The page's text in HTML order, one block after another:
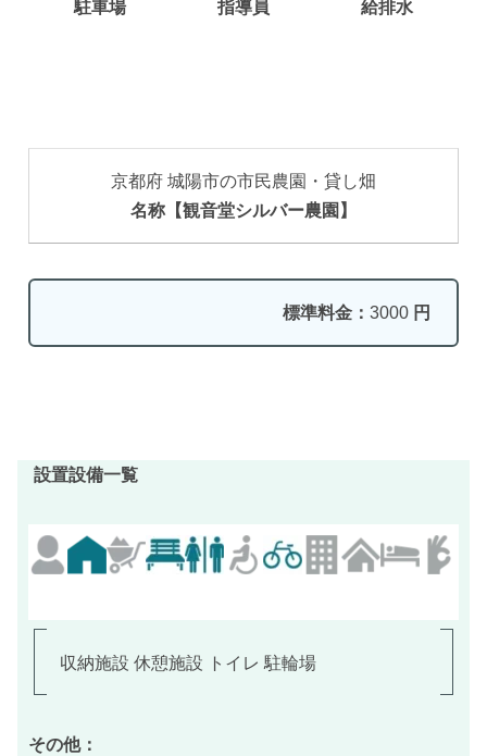
駐車場 指導員 給排水
京都府 城陽市の市民農園・貸し畑
名称【観音堂シルバー農園】
標準料金： 3000 円
設置設備一覧
収納施設 休憩施設 トイレ 駐輪場
その他：